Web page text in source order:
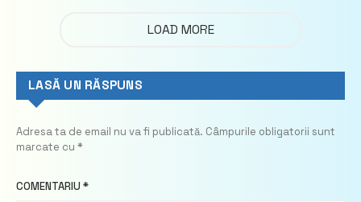
LOAD MORE
LASĂ UN RĂSPUNS
Adresa ta de email nu va fi publicată. Câmpurile obligatorii sunt
marcate cu *
COMENTARIU *